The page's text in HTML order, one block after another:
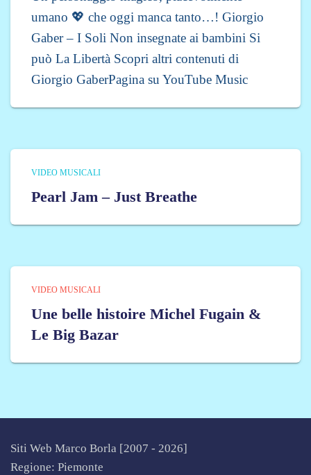
umano 💖 che oggi manca tanto…! Giorgio
Gaber – I Soli Non insegnate ai bambini Si
può La Libertà Scopri altri contenuti di
Giorgio GaberPagina su YouTube Music
VIDEO MUSICALI
Pearl Jam – Just Breathe
VIDEO MUSICALI
Une belle histoire Michel Fugain &
Le Big Bazar
Siti Web Marco Borla [2007 - 2026]
Regione: Piemonte